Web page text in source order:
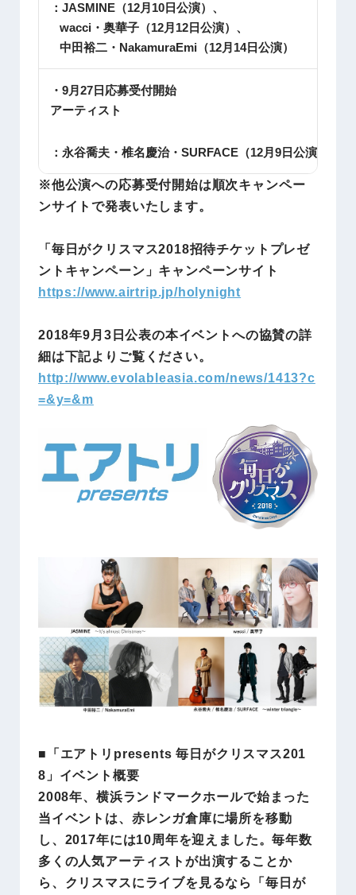
：JASMINE（12月10日公演）、
wacci・奥華子（12月12日公演）、
中田裕二・NakamuraEmi（12月14日公演）
・9月27日応募受付開始
アーティスト
：永谷喬夫・椎名慶治・SURFACE（12月9日公演）
※他公演への応募受付開始は順次キャンペー
ンサイトで発表いたします。
「毎日がクリスマス2018招待チケットプレゼ
ントキャンペーン」キャンペーンサイト
https://www.airtrip.jp/holynight
2018年9月3日公表の本イベントへの協賛の詳
細は下記よりご覧ください。
http://www.evolableasia.com/news/1413?c
=&y=&m
■「エアトリpresents 毎日がクリスマス201
8」イベント概要
2008年、横浜ランドマークホールで始まった
当イベントは、赤レンガ倉庫に場所を移動
し、2017年には10周年を迎えました。毎年数
多くの人気アーティストが出演することか
ら、クリスマスにライブを見るなら「毎日が